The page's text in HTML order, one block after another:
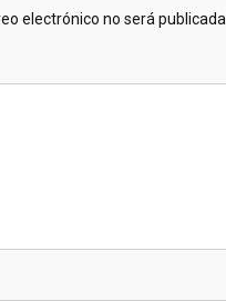
electrónico no será publicada.